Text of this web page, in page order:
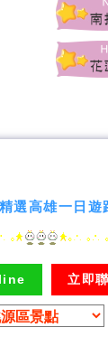
選高雄一日遊
立即